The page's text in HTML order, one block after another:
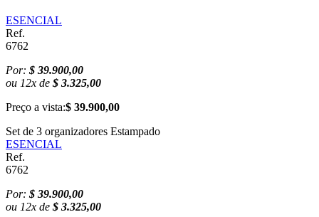
ESENCIAL
Ref.
6762
Por: $ 39.900,00
ou 12x de $ 3.325,00
Preço a vista:$ 39.900,00
Set de 3 organizadores Estampado
ESENCIAL
Ref.
6762
Por: $ 39.900,00
ou 12x de $ 3.325,00